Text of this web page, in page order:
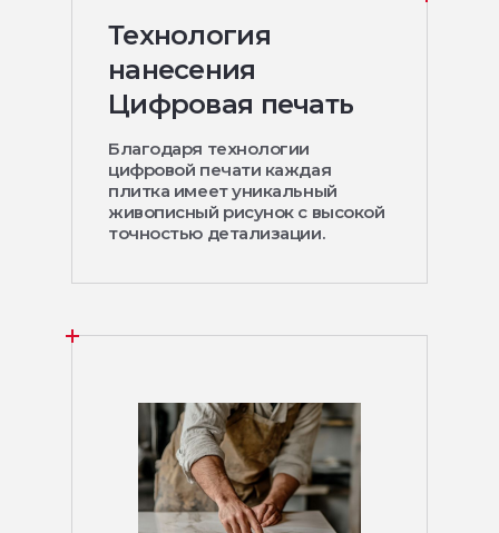
Технология
нанесения
Цифровая печать
Благодаря технологии
цифровой печати каждая
плитка имеет уникальный
живописный рисунок с высокой
точностью детализации.